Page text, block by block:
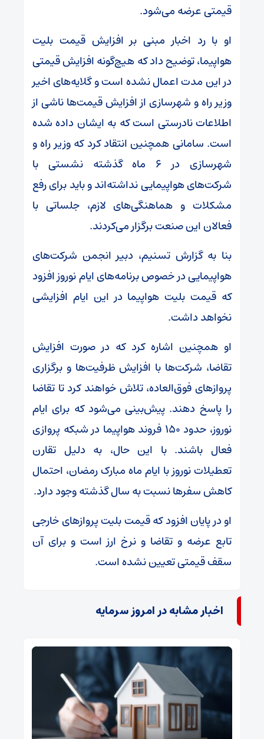
قیمتی عرضه می‌شود.
او با رد اخبار مبنی بر افزایش قیمت بلیت
هواپیما، توضیح داد که هیچ‌گونه افزایش قیمتی
در این مدت اعمال نشده است و گلایه‌های اخیر
وزیر راه و شهرسازی از افزایش قیمت‌ها ناشی از
اطلاعات نادرستی است که به ایشان داده شده
است. سامانی همچنین انتقاد کرد که وزیر راه و
شهرسازی در ۶ ماه گذشته نشستی با
شرکت‌های هواپیمایی نداشته‌اند و باید برای رفع
مشکلات و هماهنگی‌های لازم، جلساتی با
فعالان این صنعت برگزار می‌کردند.
بنا به گزارش تسنیم، دبیر انجمن شرکت‌های
هواپیمایی در خصوص برنامه‌های ایام نوروز افزود
که قیمت بلیت هواپیما در این ایام افزایشی
نخواهد داشت.
او همچنین اشاره کرد که در صورت افزایش
تقاضا، شرکت‌ها با افزایش ظرفیت‌ها و برگزاری
پروازهای فوق‌العاده، تلاش خواهند کرد تا تقاضا
را پاسخ دهند. پیش‌بینی می‌شود که برای ایام
نوروز، حدود ۱۵۰ فروند هواپیما در شبکه پروازی
فعال باشند. با این حال، به دلیل تقارن
تعطیلات نوروز با ایام ماه مبارک رمضان، احتمال
کاهش سفرها نسبت به سال گذشته وجود دارد.
او در پایان افزود که قیمت بلیت پروازهای خارجی
تابع عرضه و تقاضا و نرخ ارز است و برای آن
سقف قیمتی تعیین نشده است.
اخبار مشابه در امروز سرمایه